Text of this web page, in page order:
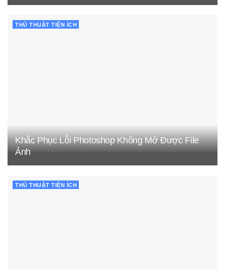
THỦ THUẬT TIỆN ÍCH
Khắc Phục Lỗi Photoshop Không Mở Được File
Ảnh
THỦ THUẬT TIỆN ÍCH